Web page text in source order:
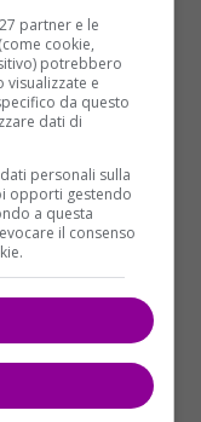
63 anni, afflitta
partner e le
cookie,
potrebbero
visualizzate e
da questo
dati di
personali sulla
opporti gestendo
a questa
il consenso